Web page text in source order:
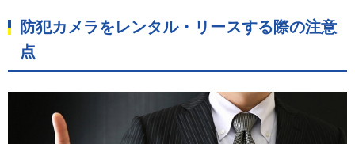
防犯カメラをレンタル・リースする際の注意
点